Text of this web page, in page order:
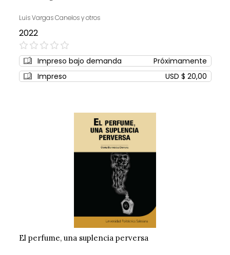
Luis Vargas Canelos y otros
2022
0%
Impreso bajo demanda
Próximamente
Impreso
USD $ 20,00
El perfume, una suplencia perversa